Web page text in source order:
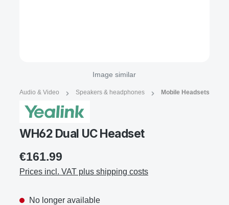
Image similar
Audio & Video Speakers & headphones Mobile Headsets
WH62 Dual UC Headset
€161.99
Prices incl. VAT plus shipping costs
No longer available